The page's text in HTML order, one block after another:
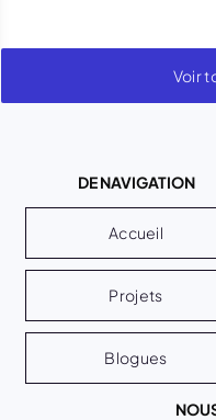
Voir
DE NAVIGATION
Accueil
Projets
Blogues